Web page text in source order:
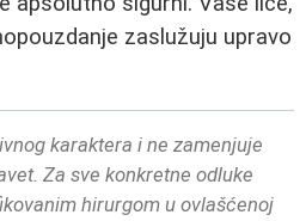
zaslužuju upravo
karaktera i ne zamenjuje
Za sve konkretne odluke
hirurgom u ovlašćenoj